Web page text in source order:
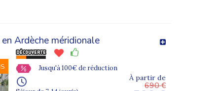
L’objectif : qu’ils profitent pleinement de leurs
stages sportifsencadrés par des
l’esprit et la convivialité de la colonie de
Ardèche méridionale
Jusqu'à 100€ de réduction
À partir de
690 €